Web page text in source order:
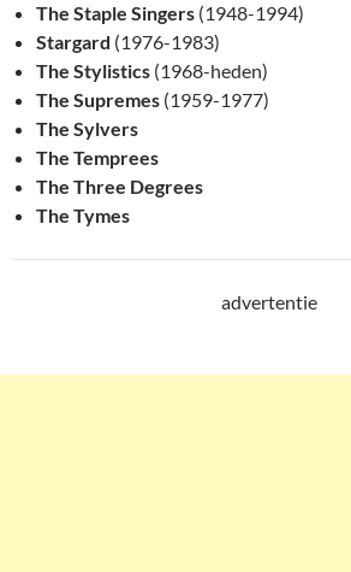
The Staple Singers (1948-1994)
Stargard (1976-1983)
The Stylistics (1968-heden)
The Supremes (1959-1977)
The Sylvers
The Temprees
The Three Degrees
The Tymes
advertentie